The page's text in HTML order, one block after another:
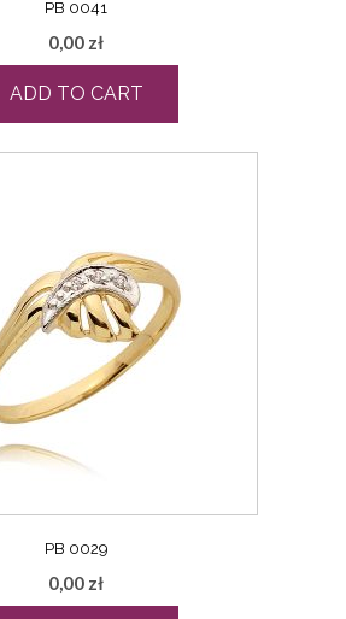
PB 0041
0,00 zł
ADD TO CART
PB 0029
0,00 zł